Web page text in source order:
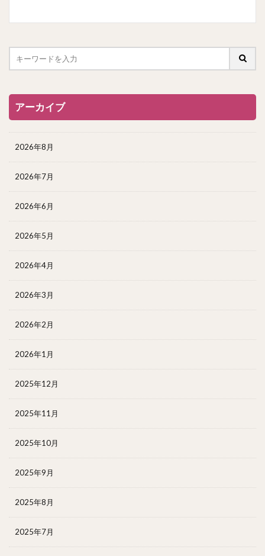
アーカイブ
2026年8月
2026年7月
2026年6月
2026年5月
2026年4月
2026年3月
2026年2月
2026年1月
2025年12月
2025年11月
2025年10月
2025年9月
2025年8月
2025年7月